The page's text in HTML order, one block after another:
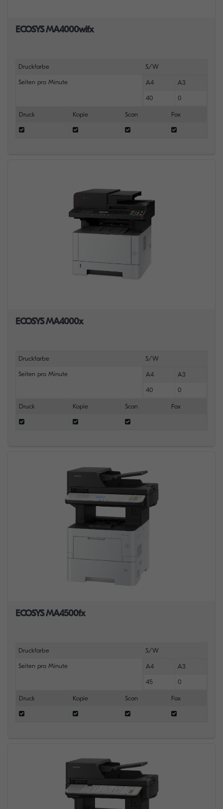
ECOSYS MA4000wifx
Druckfarbe S/W
Seiten pro Minute A4 A3
40 0
Druck Kopie Scan Fax
ECOSYS MA4000x
Druckfarbe S/W
Seiten pro Minute A4 A3
40 0
Druck Kopie Scan Fax
ECOSYS MA4500fx
Druckfarbe S/W
Seiten pro Minute A4 A3
45 0
Druck Kopie Scan Fax